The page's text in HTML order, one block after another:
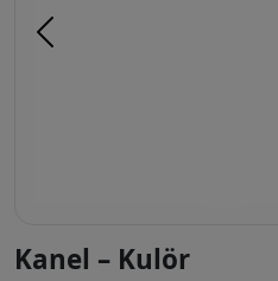
Föregående
Kanel – Kulör